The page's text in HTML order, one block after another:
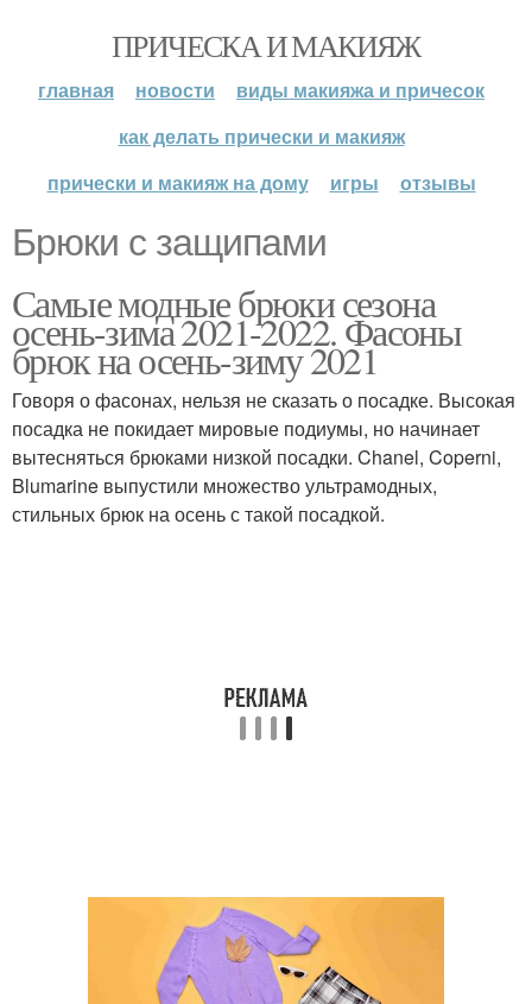
ПРИЧЕСКА И МАКИЯЖ
главная новости
виды макияжа и причесок
как делать прически и макияж
прически и макияж на дому
игры отзывы
Брюки с защипами
Самые модные брюки сезона
осень-зима 2021-2022. Фасоны
брюк на осень-зиму 2021
Говоря о фасонах, нельзя не сказать о посадке. Высокая
посадка не покидает мировые подиумы, но начинает
вытесняться брюками низкой посадки. Chanel, Coperni,
Blumarine выпустили множество ультрамодных,
стильных брюк на осень с такой посадкой.